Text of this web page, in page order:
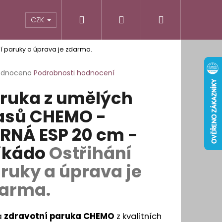
Hodnocení obchodu Informace pro vás
CZK Přihlášení
paruky a úprava je zdarma.
Podrobnosti hodnocení
z umělých
CHEMO -
ESP 20 cm -
Ostřihání
a úprava je
zdravotní paruka CHEMO z kvalitních
OBLOUKOVÉ LEPÍCÍ